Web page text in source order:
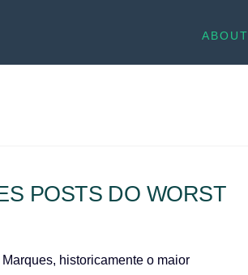
ABOUT
POSTS DO WORST
historicamente o maior